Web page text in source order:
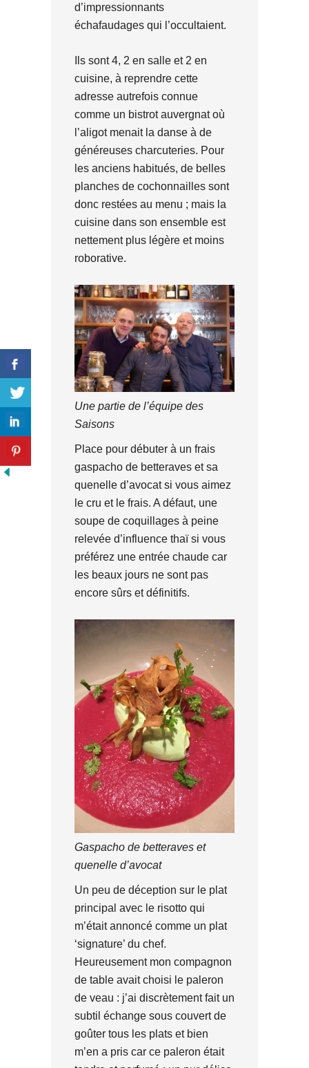
d’impressionnants
échafaudages qui l’occultaient.
Ils sont 4, 2 en salle et 2 en
cuisine, à reprendre cette
adresse autrefois connue
comme un bistrot auvergnat où
l’aligot menait la danse à de
généreuses charcuteries. Pour
les anciens habitués, de belles
planches de cochonnailles sont
donc restées au menu ; mais la
cuisine dans son ensemble est
nettement plus légère et moins
roborative.
Une partie de l’équipe des
Saisons
Place pour débuter à un frais
gaspacho de betteraves et sa
quenelle d’avocat si vous aimez
le cru et le frais. A défaut, une
soupe de coquillages à peine
relevée d’influence thaï si vous
préférez une entrée chaude car
les beaux jours ne sont pas
encore sûrs et définitifs.
Gaspacho de betteraves et
quenelle d’avocat
Un peu de déception sur le plat
principal avec le risotto qui
m’était annoncé comme un plat
‘signature’ du chef.
Heureusement mon compagnon
de table avait choisi le paleron
de veau : j’ai discrètement fait un
subtil échange sous couvert de
goûter tous les plats et bien
m’en a pris car ce paleron était